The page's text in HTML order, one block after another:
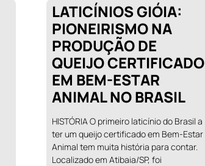
LATICÍNIOS GIÓIA:
PIONEIRISMO NA
PRODUÇÃO DE
QUEIJO CERTIFICADO
EM BEM-ESTAR
ANIMAL NO BRASIL
HISTÓRIA O primeiro laticínio do Brasil a
ter um queijo certificado em Bem-Estar
Animal tem muita história para contar.
Localizado em Atibaia/SP, foi